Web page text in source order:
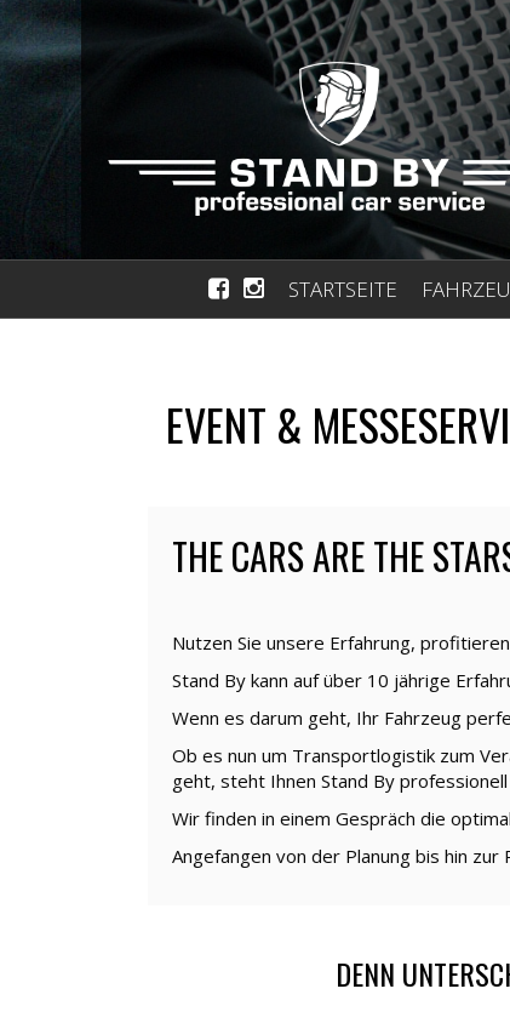
STARTSEITE
EVENT &
THE CARS ARE THE
Nutzen Sie unsere Erfahrung,
Stand By kann auf über 10 jährige
Wenn es darum geht, Ihr Fahrzeug
Ob es nun um Transportlogistik zum
geht, steht Ihnen Stand By
Wir finden in einem Gespräch die
Angefangen von der Planung bis hin
DENN